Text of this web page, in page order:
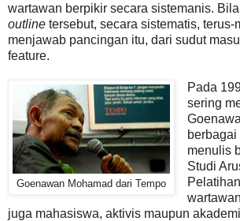
wartawan berpikir secara sistemanis.
outline tersebut, secara sistematis, terus-
menjawab pancingan itu, dari sudut
feature.
Goenawan Mohamad dari Tempo
Pada
sering
menulis
Studi
juga mahasiswa, aktivis maupun